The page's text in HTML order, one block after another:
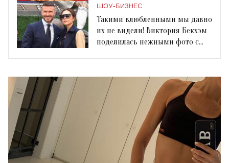
черном гольфе
ШОУ-БИЗНЕС
Такими влюбленными мы давно
их не видели! Виктория Бекхэм
поделилась нежными фото с